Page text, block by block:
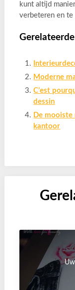
kunt altijd
verbeteren en te
Moderne
C’est
dessin
De
kantoor